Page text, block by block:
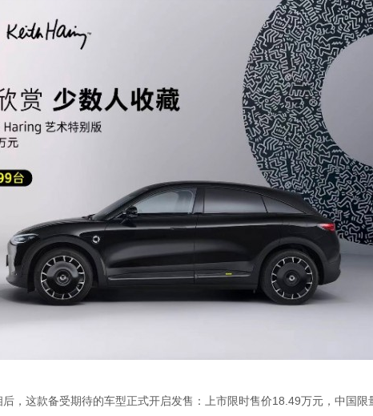
，这款备受期待的车型正式开启发售：上市限时售价18.49万元，中国